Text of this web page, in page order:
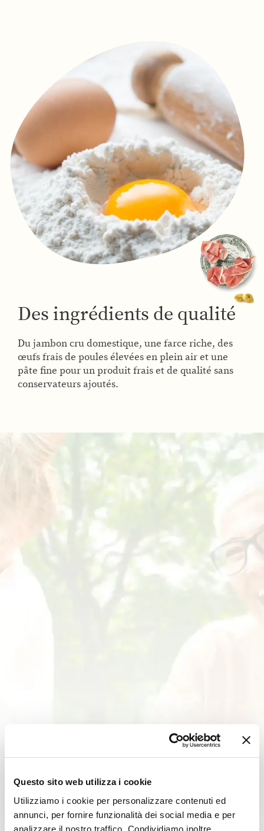
Questo sito web utilizza i cookie
Utilizziamo i cookie per personalizzare contenuti ed
annunci, per fornire funzionalità dei social media e per
analizzare il nostro traffico. Condividiamo inoltre
Des ingrédients de qualité
Du jambon cru domestique, une farce riche, des
œufs frais de poules élevées en plein air et une
pâte fine pour un produit frais et de qualité sans
conservateurs ajoutés.